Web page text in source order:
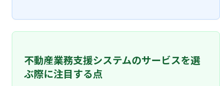
不動産業務支援システムのサービスを選
ぶ際に注目する点